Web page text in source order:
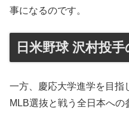
事になるのです。
日米野球 沢村投
一方、慶応大学進学を目指
MLB選抜と戦う全日本へ